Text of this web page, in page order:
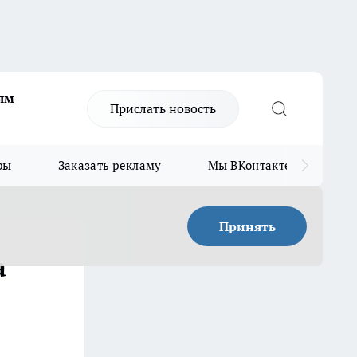
Прислать новость
Заказать рекламу Мы ВКонтакте
Принять